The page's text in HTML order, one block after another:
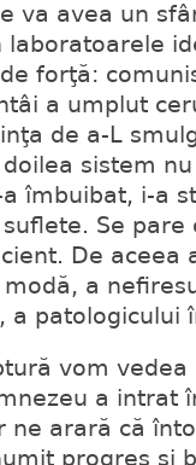
va avea un
laboratoarele
forţă:
a umplut
de a-L
sistem
îmbuibat, i-a
Se pare
De aceea
a
patologicului
vom
a intrat
ne arară că
progres şi